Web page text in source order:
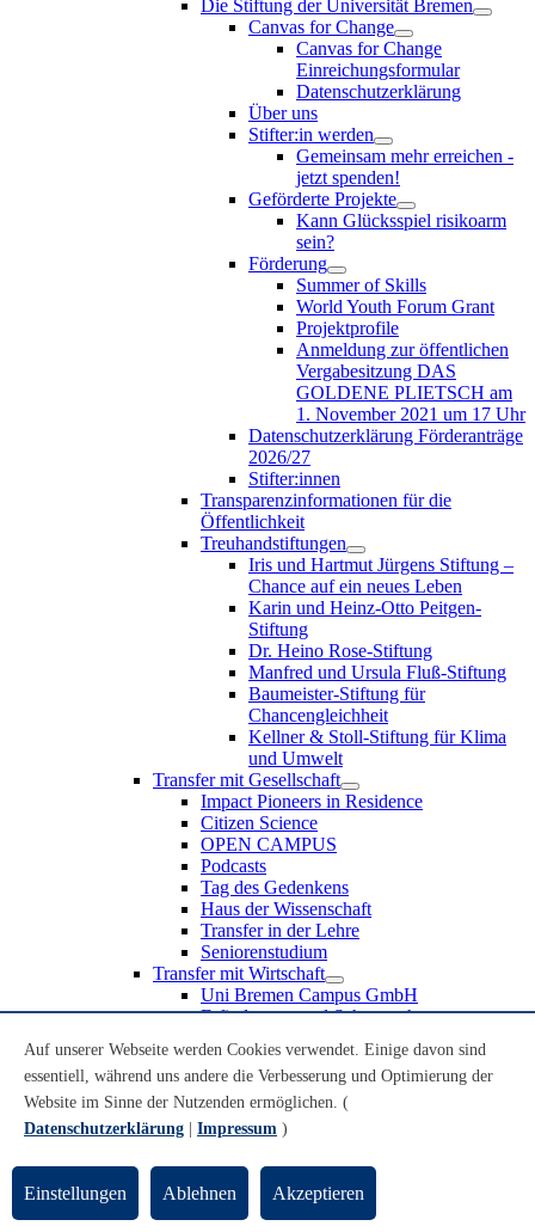
Die Stiftung der Universität Bremen
Canvas for Change
Canvas for Change
Einreichungsformular
Datenschutzerklärung
Über uns
Stifter:in werden
Gemeinsam mehr erreichen -
jetzt spenden!
Geförderte Projekte
Kann Glücksspiel risikoarm
sein?
Förderung
Summer of Skills
World Youth Forum Grant
Projektprofile
Anmeldung zur öffentlichen
Vergabesitzung DAS
GOLDENE PLIETSCH am
1. November 2021 um 17 Uhr
Datenschutzerklärung Förderanträge
2026/27
Stifter:innen
Transparenzinformationen für die
Öffentlichkeit
Treuhandstiftungen
Iris und Hartmut Jürgens Stiftung –
Chance auf ein neues Leben
Karin und Heinz-Otto Peitgen-
Stiftung
Dr. Heino Rose-Stiftung
Manfred und Ursula Fluß-Stiftung
Baumeister-Stiftung für
Chancengleichheit
Kellner & Stoll-Stiftung für Klima
und Umwelt
Transfer mit Gesellschaft
Impact Pioneers in Residence
Citizen Science
OPEN CAMPUS
Podcasts
Tag des Gedenkens
Haus der Wissenschaft
Transfer in der Lehre
Seniorenstudium
Transfer mit Wirtschaft
Uni Bremen Campus GmbH
Erfindungen und Schutzrechte
Recruiting an der Universität Bremen
Weiterbildung an der Universität Bremen
Transfer mit Schule
Schülerinnen und Schüler
Schulklassen
Lehrkräfte
Gründungsunterstützung
Auf unserer Webseite werden Cookies verwendet. Einige davon sind
essentiell, während uns andere die Verbesserung und Optimierung der
Website im Sinne der Nutzenden ermöglichen. (
Datenschutzerklärung
Impressum )
Einstellungen Ablehnen Akzeptieren